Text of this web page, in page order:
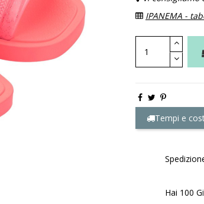
IPANEMA -
Tempi e
Hai 100